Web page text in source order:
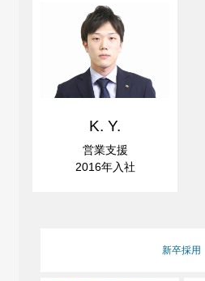
K. Y.
営業支援
2016年入社
新卒採用